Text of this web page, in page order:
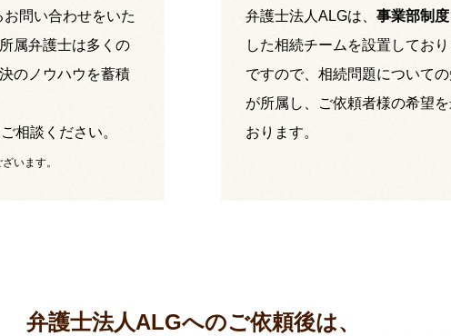
問い合わせをいた
属弁護士は多くの
のノウハウを蓄積
相談ください。
います。
弁護士法人ALGは、 事業部制度
した相続チームを設置しており
ですので、相続問題について
が所属し、ご依頼者様の希望
おります。
弁護士法人ALGへのご依頼後は、